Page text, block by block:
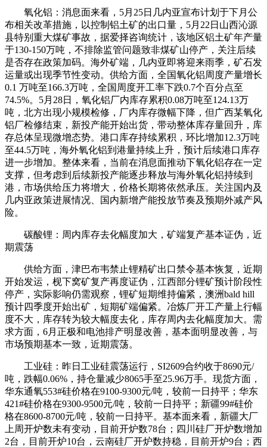
氧化铝 ：消息面来看，5月25日几内亚宣布计划于下月公
布相关改革措施，以控制 铝土矿的出口量，5月22日山西沁源
县特别重大煤矿事故，据爱择咨询统计，该地区铝土矿年产量
于130-150万吨，不排除监管问题致非煤矿山停产，关注后续
是否存在政策加码。海外矿端，几内亚即将迎来雨季，矿石发
运量或出现季节性变动。供给方面，全国氧化铝周度产量增长
0.1 万吨至166.3万吨，全国周度开工率下跌0.7个百分点至
74.5%。5月28日，氧化铝厂内库存累积0.08万吨至124.13万
吨，北方出现小规模检修，厂内库存微幅下降，但广西某氧化
铝厂检修结束，新投产能开始出货，带动整体库存量回升，库
存总体呈现微增态势。 港口 库存持续累积，环比增加12.3万吨
至44.5万吨，海外氧化铝到港量持续上升，预计后续港口 库存
进一步增加。整体来看，当前在消息面推动下氧化铝存在一定
支撑，但考虑到后续新投产能逐步释放与海外氧化铝持续到
港，市场供给压力将增大，价格长期将依然承压。关注国内及
几内亚政策进展情况、国内新增产能投放节奏及预期外减产风
险。
碳酸锂 ：周内库存去化幅度加大，矿端复产基本证伪，近
期震荡
供给方面，津巴布韦禁止锂精矿出口禁令基本恢复，近期
开始发运，枧下窝矿复产再度证伪，江西部分锂矿预计阶段性
停产，实际影响仍需观察，锂矿短期维持偏紧，澳洲bald hill
预计四季度开始出矿，短期矿端偏紧。冶炼厂开工产量上行幅
度不大，库存转为较大幅度去化，库存周内去化幅度加大。需
求方面，6月正极和电池排产明显改善，基本面明显改善，与
市场预期基本一致，近期震荡。
工业硅：昨日工业硅震荡运行，SI2609合约收于8690元/
吨，跌幅0.06%，持仓量减少8065手至25.96万手。现货方面，
华东通氧553#硅价格在9100-9300元/吨，较前一日持平；华东
421#硅价格在9300-9500元/吨，较前一日持平；新疆99#硅价
格在8600-8700元/吨，较前一日持平。基本面来看，新疆大厂
上周开炉数未有变动，目前开炉数78台；四川硅厂开炉数增加
2台，目前开炉10台，云南硅厂开炉数持稳，目前开炉9台；西